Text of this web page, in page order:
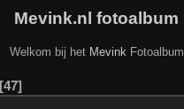
Mevink.nl fotoalbum
Welkom bij het Mevink Fotoalbum
47